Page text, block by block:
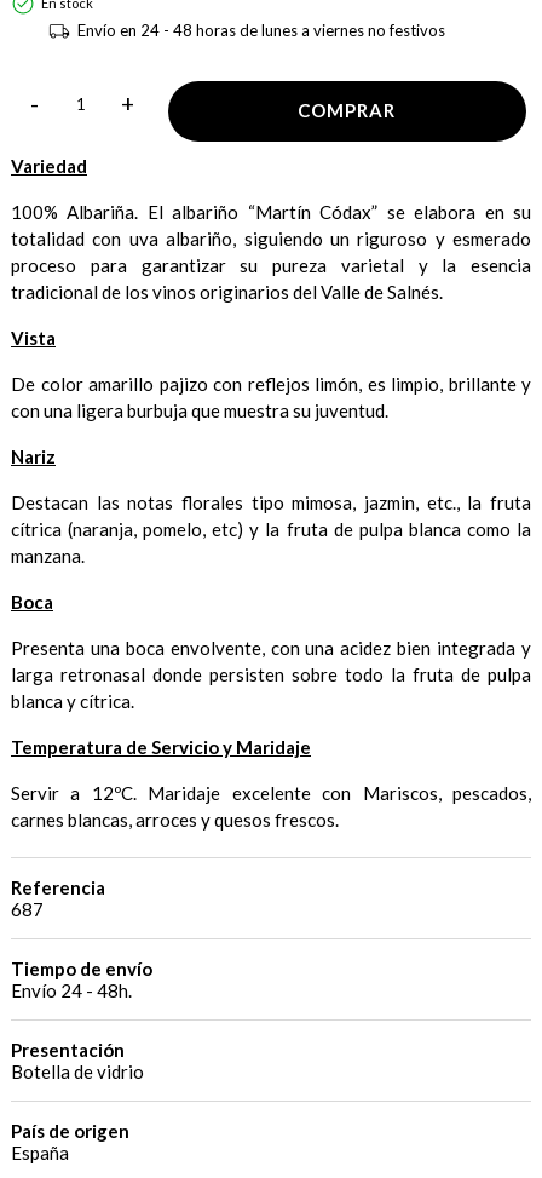
En stock
Envío en 24 - 48 horas de lunes a viernes no festivos
- + COMPRAR
Variedad
100% Albariña. El albariño “Martín Códax” se elabora en su
totalidad con uva albariño, siguiendo un riguroso y esmerado
proceso para garantizar su pureza varietal y la esencia
tradicional de los vinos originarios del Valle de Salnés.
Vista
De color amarillo pajizo con reflejos limón, es limpio, brillante y
con una ligera burbuja que muestra su juventud.
Nariz
Destacan las notas florales tipo mimosa, jazmin, etc., la fruta
cítrica (naranja, pomelo, etc) y la fruta de pulpa blanca como la
manzana.
Boca
Presenta una boca envolvente, con una acidez bien integrada y
larga retronasal donde persisten sobre todo la fruta de pulpa
blanca y cítrica.
Temperatura de Servicio y Maridaje
Servir a 12ºC. Maridaje excelente con Mariscos, pescados,
carnes blancas, arroces y quesos frescos.
Referencia
687
Tiempo de envío
Envío 24 - 48h.
Presentación
Botella de vidrio
País de origen
España